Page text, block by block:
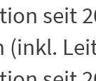
seit
(inkl.